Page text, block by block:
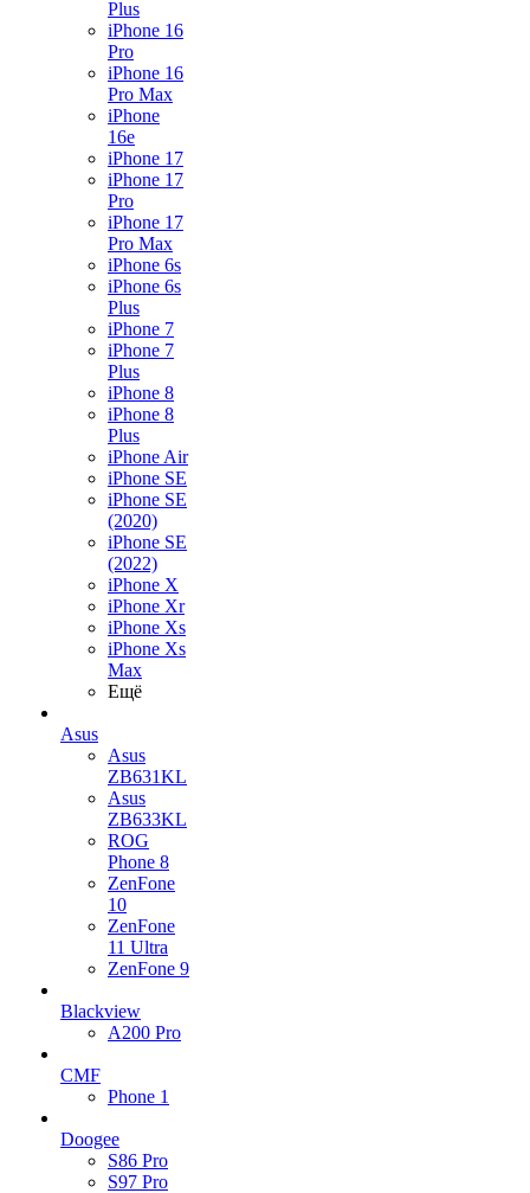
Plus
iPhone 16
Pro
iPhone 16
Pro Max
iPhone
16e
iPhone 17
iPhone 17
Pro
iPhone 17
Pro Max
iPhone 6s
iPhone 6s
Plus
iPhone 7
iPhone 7
Plus
iPhone 8
iPhone 8
Plus
iPhone Air
iPhone SE
iPhone SE
(2020)
iPhone SE
(2022)
iPhone X
iPhone Xr
iPhone Xs
iPhone Xs
Max
Ещё
Asus
Asus
ZB631KL
Asus
ZB633KL
ROG
Phone 8
ZenFone
10
ZenFone
11 Ultra
ZenFone 9
Blackview
A200 Pro
CMF
Phone 1
Doogee
S86 Pro
S97 Pro